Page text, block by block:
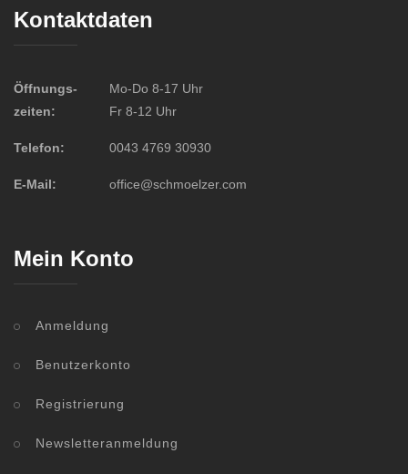
Kontaktdaten
Öffnungs-
zeiten:
Mo-Do 8-17 Uhr
Fr 8-12 Uhr
Telefon: 0043 4769 30930
E-Mail: office@schmoelzer.com
Mein Konto
Anmeldung
Benutzerkonto
Registrierung
Newsletteranmeldung